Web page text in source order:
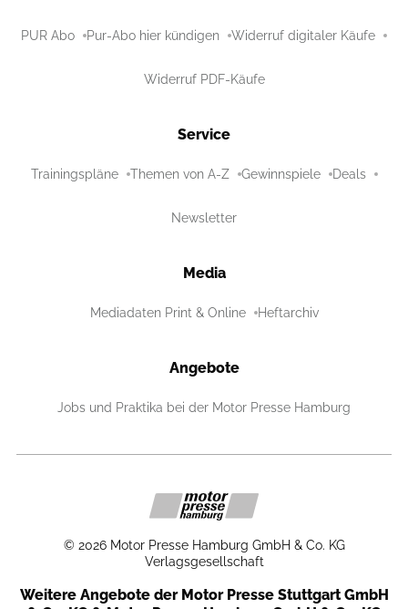
PUR Abo Pur-Abo hier kündigen Widerruf digitaler Käufe
Widerruf PDF-Käufe
Service
Trainingspläne Themen von A-Z Gewinnspiele Deals
Newsletter
Media
Mediadaten Print & Online Heftarchiv
Angebote
Jobs und Praktika bei der Motor Presse Hamburg
© 2026 Motor Presse Hamburg GmbH & Co. KG
Verlagsgesellschaft
Weitere Angebote der Motor Presse Stuttgart GmbH